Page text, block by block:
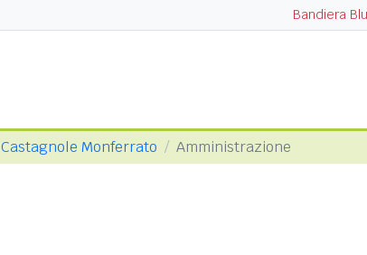
Bandiera
Castagnole Monferrato Amministrazione